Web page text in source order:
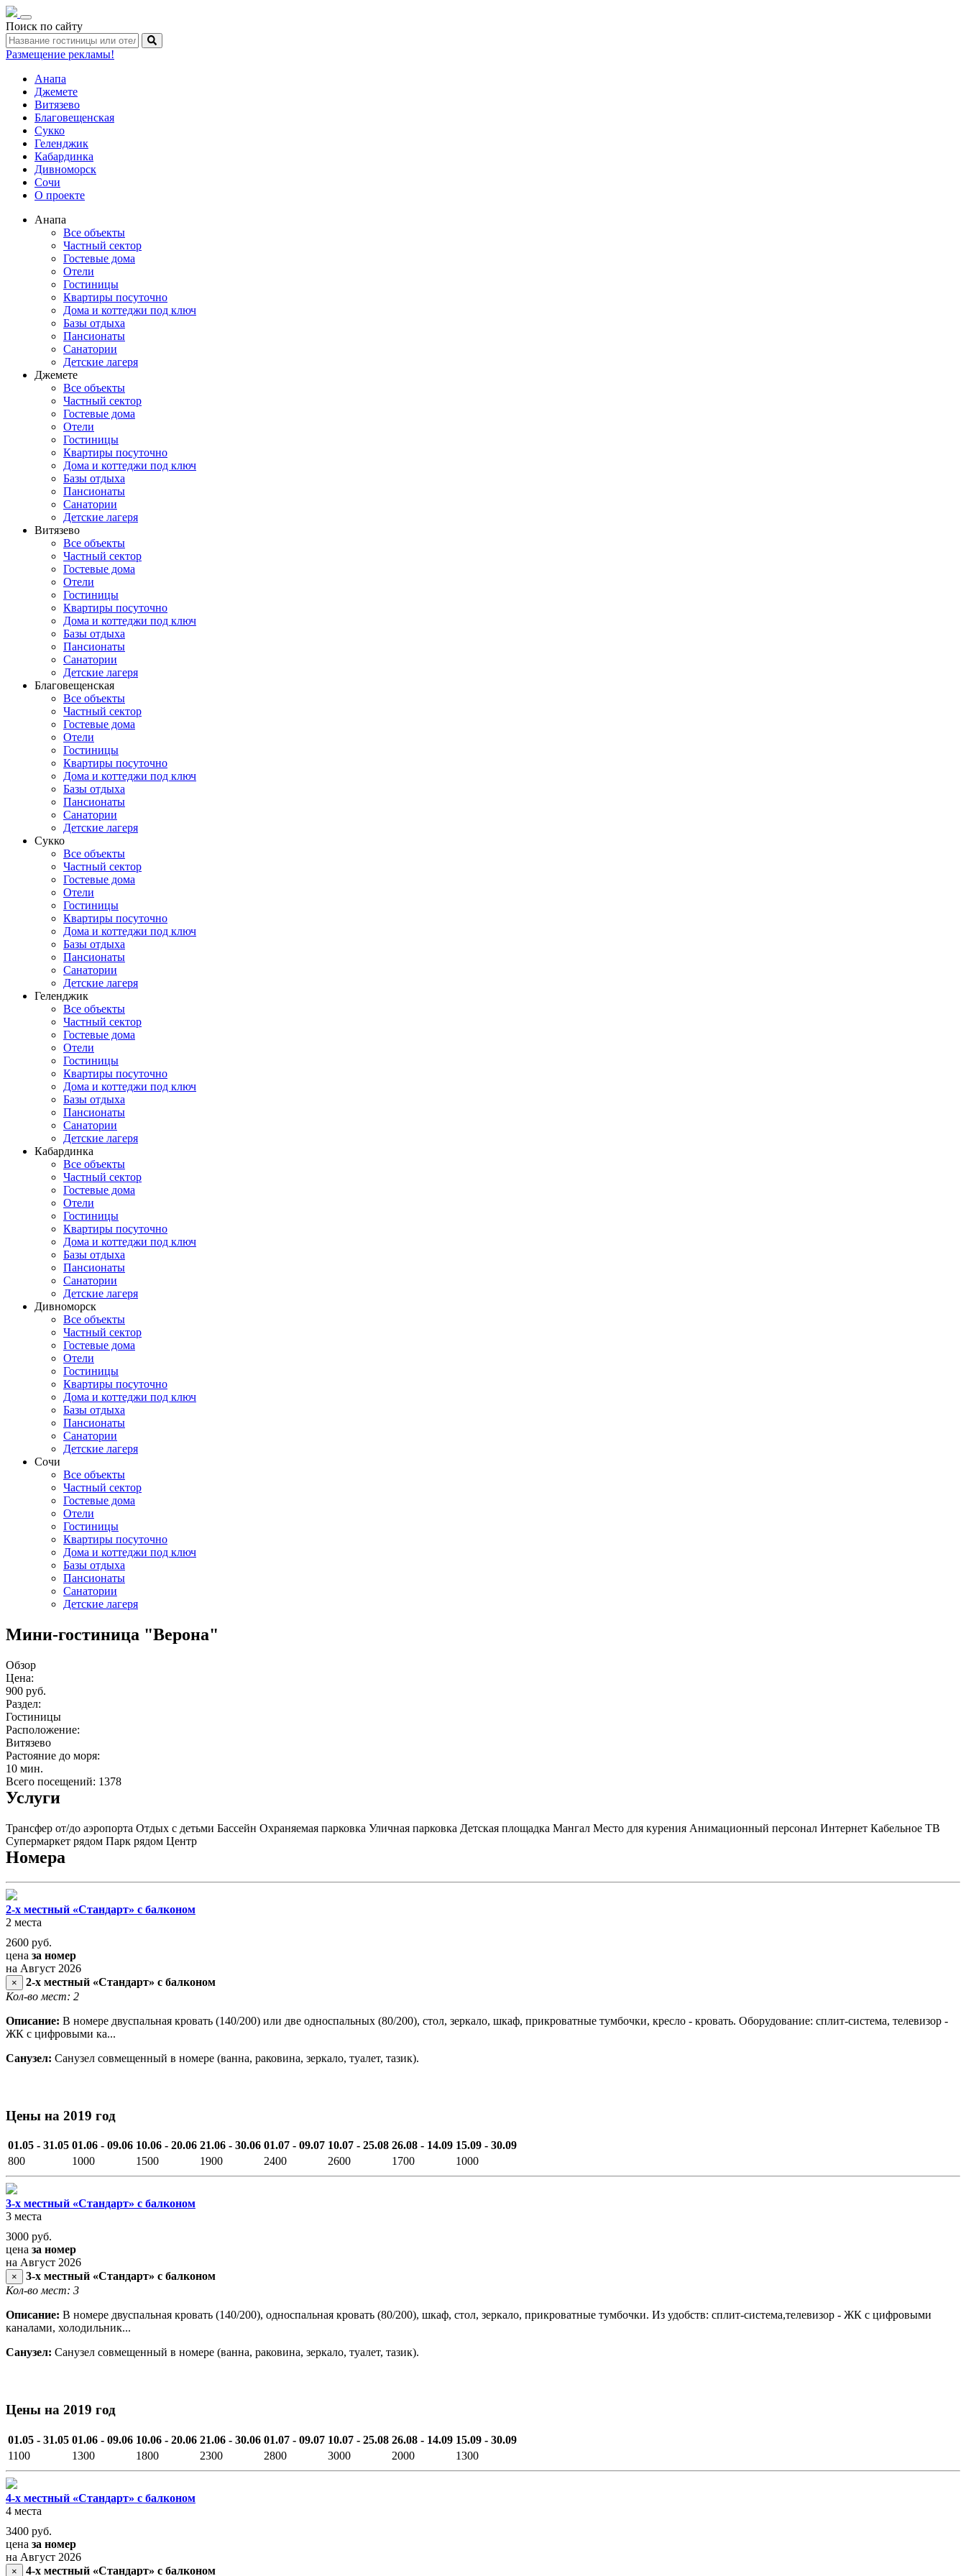
Toggle
navigation
Поиск по сайту
Размещение рекламы!
Анапа
Джемете
Витязево
Благовещенская
Сукко
Геленджик
Кабардинка
Дивноморск
Сочи
О проекте
Анапа
Все объекты
Частный сектор
Гостевые дома
Отели
Гостиницы
Квартиры посуточно
Дома и коттеджи под ключ
Базы отдыха
Пансионаты
Санатории
Детские лагеря
Джемете
Все объекты
Частный сектор
Гостевые дома
Отели
Гостиницы
Квартиры посуточно
Дома и коттеджи под ключ
Базы отдыха
Пансионаты
Санатории
Детские лагеря
Витязево
Все объекты
Частный сектор
Гостевые дома
Отели
Гостиницы
Квартиры посуточно
Дома и коттеджи под ключ
Базы отдыха
Пансионаты
Санатории
Детские лагеря
Благовещенская
Все объекты
Частный сектор
Гостевые дома
Отели
Гостиницы
Квартиры посуточно
Дома и коттеджи под ключ
Базы отдыха
Пансионаты
Санатории
Детские лагеря
Сукко
Все объекты
Частный сектор
Гостевые дома
Отели
Гостиницы
Квартиры посуточно
Дома и коттеджи под ключ
Базы отдыха
Пансионаты
Санатории
Детские лагеря
Геленджик
Все объекты
Частный сектор
Гостевые дома
Отели
Гостиницы
Квартиры посуточно
Дома и коттеджи под ключ
Базы отдыха
Пансионаты
Санатории
Детские лагеря
Кабардинка
Все объекты
Частный сектор
Гостевые дома
Отели
Гостиницы
Квартиры посуточно
Дома и коттеджи под ключ
Базы отдыха
Пансионаты
Санатории
Детские лагеря
Дивноморск
Все объекты
Частный сектор
Гостевые дома
Отели
Гостиницы
Квартиры посуточно
Дома и коттеджи под ключ
Базы отдыха
Пансионаты
Санатории
Детские лагеря
Сочи
Все объекты
Частный сектор
Гостевые дома
Отели
Гостиницы
Квартиры посуточно
Дома и коттеджи под ключ
Базы отдыха
Пансионаты
Санатории
Детские лагеря
Мини-гостиница "Верона"
Обзор
Цена:
900 руб.
Раздел:
Гостиницы
Расположение:
Витязево
Растояние до моря:
10 мин.
Всего посещений: 1378
Услуги
Трансфер от/до аэропорта Отдых с детьми Бассейн Охраняемая парковка Уличная парковка Детская площадка Мангал Место для курения Анимационный персонал Интернет Кабельное ТВ
Супермаркет рядом Парк рядом Центр
Номера
2-х местный «Стандарт» с балконом
2 места
2600 руб.
цена за номер
на Август 2026
×
2-х местный «Стандарт» с балконом
Кол-во мест: 2
Описание: В номере двуспальная кровать (140/200) или две односпальных (80/200), стол, зеркало, шкаф, прикроватные тумбочки, кресло - кровать. Оборудование: сплит-система, телевизор -
ЖК с цифровыми ка...
Санузел: Санузел совмещенный в номере (ванна, раковина, зеркало, туалет, тазик).
Цены на 2019 год
01.05 - 31.05 01.06 - 09.06 10.06 - 20.06 21.06 - 30.06 01.07 - 09.07 10.07 - 25.08 26.08 - 14.09 15.09 - 30.09
800
1000 1500 1900 2400 2600 1700 1000
3-х местный «Стандарт» с балконом
3 места
3000 руб.
цена за номер
на Август 2026
×
3-х местный «Стандарт» с балконом
Кол-во мест: 3
Описание: В номере двуспальная кровать (140/200), односпальная кровать (80/200), шкаф, стол, зеркало, прикроватные тумбочки. Из удобств: сплит-система,телевизор - ЖК с цифровыми
каналами, холодильник...
Санузел: Санузел совмещенный в номере (ванна, раковина, зеркало, туалет, тазик).
Цены на 2019 год
01.05 - 31.05 01.06 - 09.06 10.06 - 20.06 21.06 - 30.06 01.07 - 09.07 10.07 - 25.08 26.08 - 14.09 15.09 - 30.09
1100
1300 1800 2300 2800 3000 2000 1300
4-х местный «Стандарт» с балконом
4 места
3400 руб.
цена за номер
на Август 2026
× 4-х местный «Стандарт» с балконом